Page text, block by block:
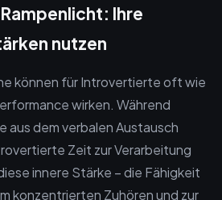
Ihre
nutzen
können für Introvertierte oft wie
wirken. Während
aus dem verbalen Austausch
Zeit zur Verarbeitung
innere Stärke – die Fähigkeit
konzentrierten Zuhören und zur